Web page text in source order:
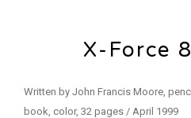
X-Force
Written by John Francis Moore,
book, color, 32 pages / April 1999